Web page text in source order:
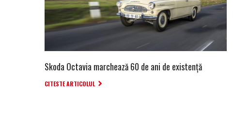
Skoda Octavia marchează 60 de ani de existență
CITESTE ARTICOLUL